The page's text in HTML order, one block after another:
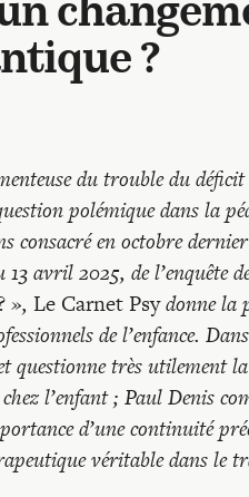
?
du trouble du
polémique dans la
en octobre
avril 2025, de l’enquête
», Le Carnet Psydonne la
de l’enfance.
très utilement
l’enfant ; Paul Denis
d’une continuité
véritable dans le